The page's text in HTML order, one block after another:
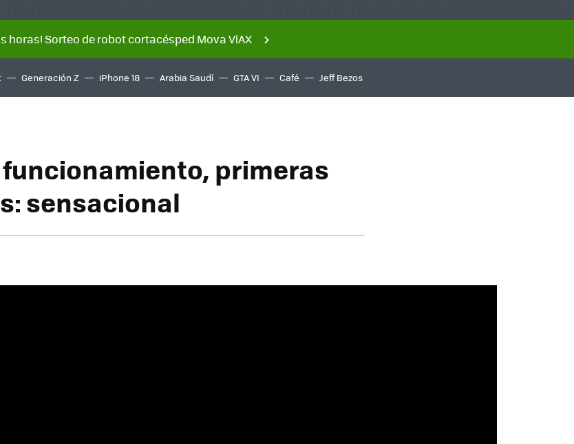
horas! Sorteo de robot cortacésped Mova ViAX
Generación Z iPhone 18 Arabia Saudí GTA VI Café Jeff Bezos
funcionamiento, primeras
sensacional